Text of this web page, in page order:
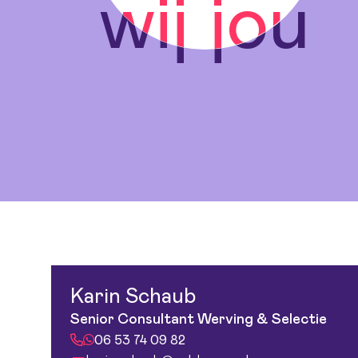
wij jou
wij jou
Karin Schaub
Senior Consultant Werving & Selectie
06 53 74 09 82